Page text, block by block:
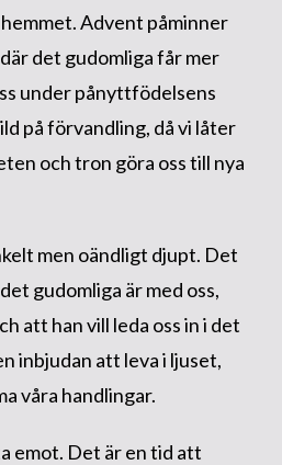
Advent påminner
det gudomliga får mer
under pånyttfödelsens
på förvandling, då vi låter
och tron göra oss till nya
men oändligt djupt. Det
gudomliga är med oss,
att han vill leda oss in i det
inbjudan att leva i ljuset,
våra handlingar.
emot. Det är en tid att